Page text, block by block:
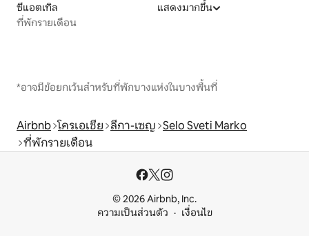
ซีแอตเทิล
ที่พักรายเดือน
แสดงมากขึ้น
*อาจมีข้อยกเว้นสำหรับที่พักบางแห่งในบางพื้นที่
Airbnb โครเอเชีย ลีกา-เซญ Selo Sveti Marko
ที่พักรายเดือน
© 2026 Airbnb, Inc.
ความเป็นส่วนตัว
เงื่อนไข